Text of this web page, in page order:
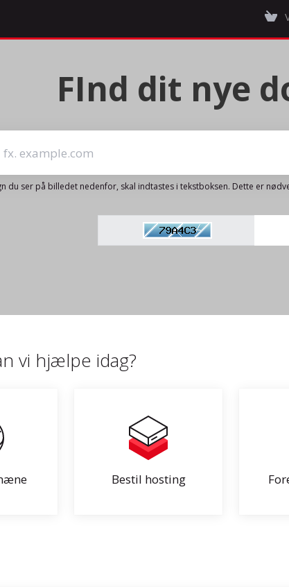
FInd dit nye
du ser på billedet nedenfor, skal indtastes i tekstboksen. Dette er
vi hjælpe idag?
Bestil hosting